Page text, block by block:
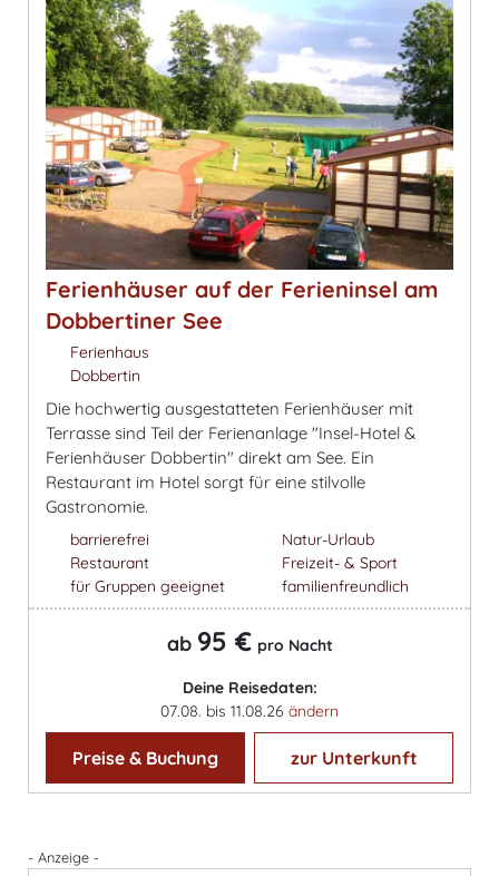
Ferienhäuser auf der Ferieninsel am
Dobbertiner See
Ferienhaus
Dobbertin
Die hochwertig ausgestatteten Ferienhäuser mit
Terrasse sind Teil der Ferienanlage "Insel-Hotel &
Ferienhäuser Dobbertin" direkt am See. Ein
Restaurant im Hotel sorgt für eine stilvolle
Gastronomie.
barrierefrei
Restaurant
für Gruppen geeignet
Natur-Urlaub
Freizeit- & Sport
familienfreundlich
ab 95 € pro Nacht
Deine Reisedaten:
07.08. bis 11.08.26 ändern
Preise & Buchung zur Unterkunft
- Anzeige -